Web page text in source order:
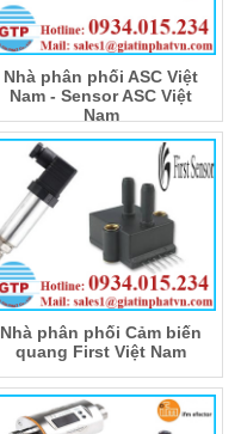
Nhà phân phối ASC Việt
Nam - Sensor ASC Việt
Nam
Nhà phân phối Cảm biến
quang First Việt Nam